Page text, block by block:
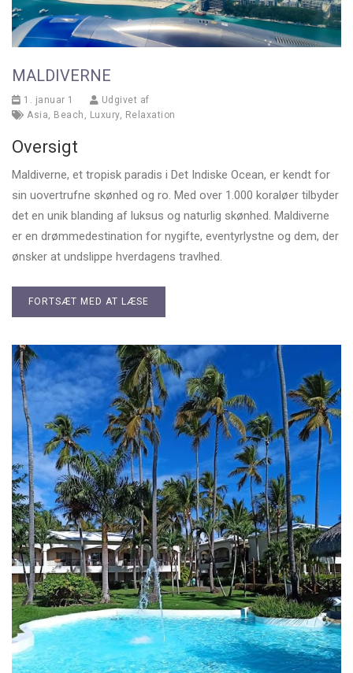
MALDIVERNE
1. januar 1
Udgivet af
Asia
Beach Luxury, Relaxation
Oversigt
Maldiverne, et tropisk paradis i Det Indiske Ocean, er kendt for
sin uovertrufne skønhed og ro. Med over 1.000 koraløer tilbyder
det en unik blanding af luksus og naturlig skønhed. Maldiverne
er en drømmedestination for nygifte, eventyrlystne og dem, der
ønsker at undslippe hverdagens travlhed.
FORTSÆT MED AT LÆSE